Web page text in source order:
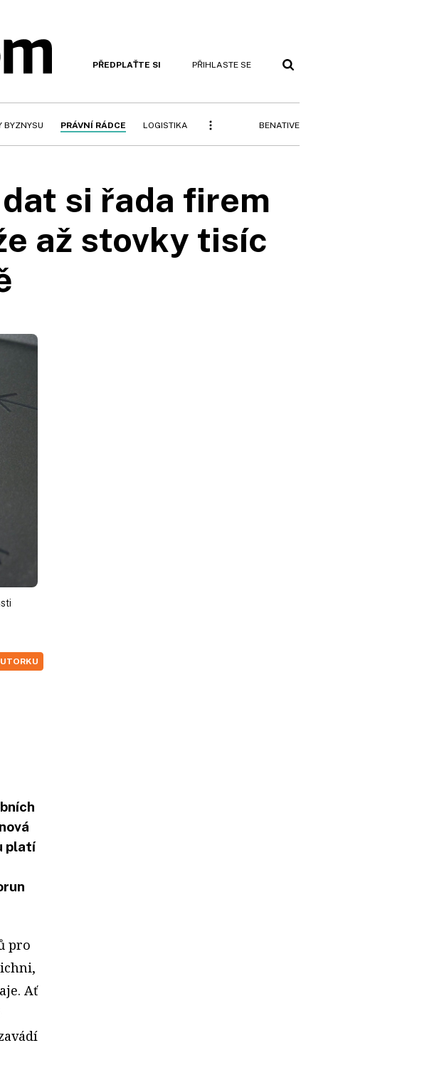
PŘEDPLAŤTE SI PŘIHLASTE SE
BYZNYSU PRÁVNÍ RÁDCE LOGISTIKA BENATIVE
si řada firem
až stovky tisíc
platí
pro
Ať